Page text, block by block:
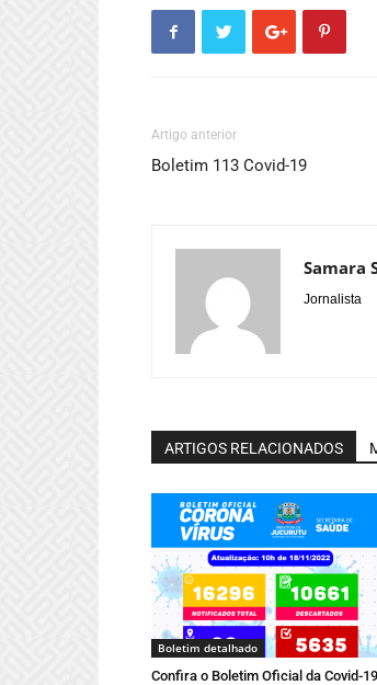
Artigo anterior
Boletim 113 Covid-19
Samara
Jornalista
ARTIGOS RELACIONADOS
Boletim detalhado
Confira o Boletim Oficial da Covid-19